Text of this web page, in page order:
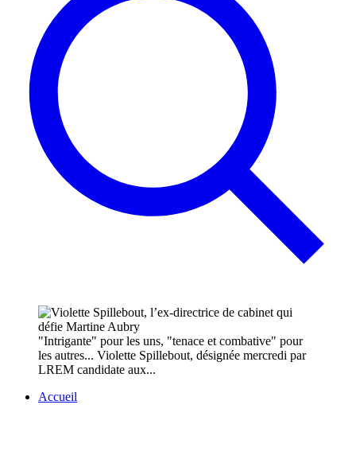
"Intrigante" pour les uns, "tenace et combative" pour
les autres... Violette Spillebout, désignée mercredi par
LREM candidate aux...
Accueil